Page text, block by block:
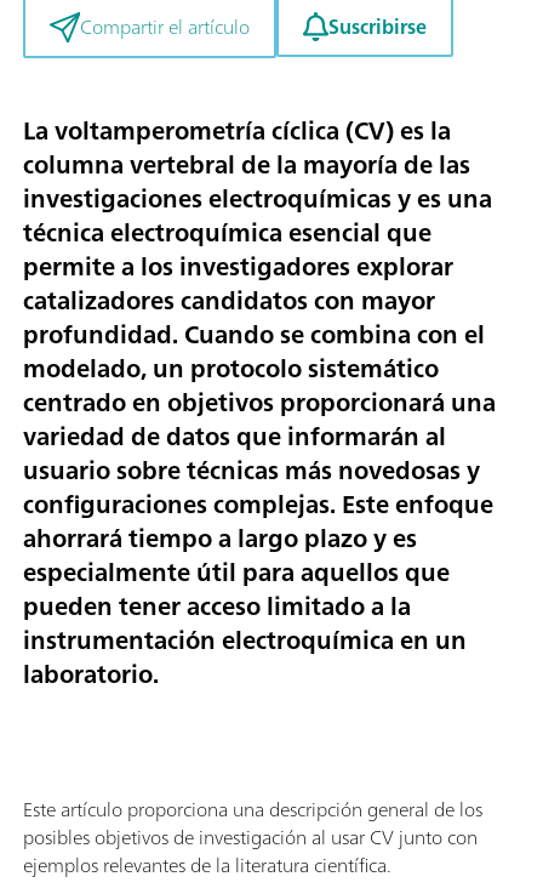
Compartir el artículo Suscribirse
La voltamperometría cíclica (CV) es la
columna vertebral de la mayoría de las
investigaciones electroquímicas y es una
técnica electroquímica esencial que
permite a los investigadores explorar
catalizadores candidatos con mayor
profundidad. Cuando se combina con el
modelado, un protocolo sistemático
centrado en objetivos proporcionará una
variedad de datos que informarán al
usuario sobre técnicas más novedosas y
configuraciones complejas. Este enfoque
ahorrará tiempo a largo plazo y es
especialmente útil para aquellos que
pueden tener acceso limitado a la
instrumentación electroquímica en un
laboratorio.
Este artículo proporciona una descripción general de los
posibles objetivos de investigación al usar CV junto con
ejemplos relevantes de la literatura científica.